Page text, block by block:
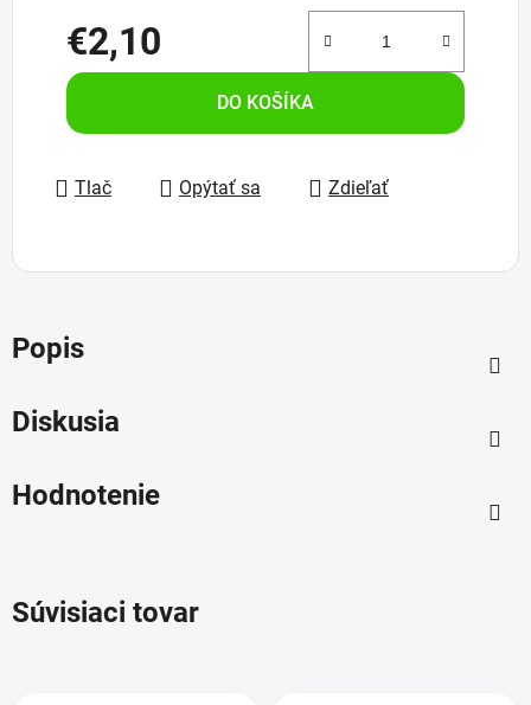
€2,10
Jednotková cena:
DO KOŠÍKA
Tlač Opýtať sa Zdieľať
Popis
Diskusia
Hodnotenie
Súvisiaci tovar